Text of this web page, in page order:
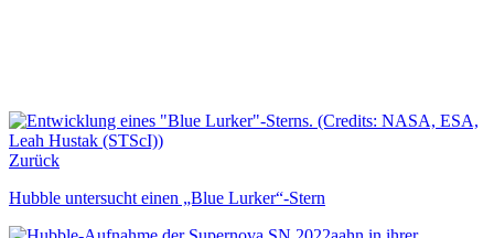
Zurück
Hubble untersucht einen „Blue Lurker“-Stern